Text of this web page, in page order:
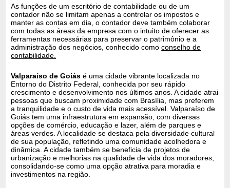
As funções de um escritório de contabilidade ou de um
contador não se limitam apenas a controlar os impostos e
manter as contas em dia, o contador deve também colaborar
com todas as áreas da empresa com o intuito de oferecer as
ferramentas necessárias para preservar o patrimônio e a
administração dos negócios, conhecido comoconselho de
contabilidade.
Valparaíso de Goiás é uma cidade vibrante localizada no
Entorno do Distrito Federal, conhecida por seu rápido
crescimento e desenvolvimento nos últimos anos. A cidade atrai
pessoas que buscam proximidade com Brasília, mas preferem
a tranquilidade e o custo de vida mais acessível. Valparaíso de
Goiás tem uma infraestrutura em expansão, com diversas
opções de comércio, educação e lazer, além de parques e
áreas verdes. A localidade se destaca pela diversidade cultural
de sua população, refletindo uma comunidade acolhedora e
dinâmica. A cidade também se beneficia de projetos de
urbanização e melhorias na qualidade de vida dos moradores,
consolidando-se como uma opção atrativa para moradia e
investimentos na região.